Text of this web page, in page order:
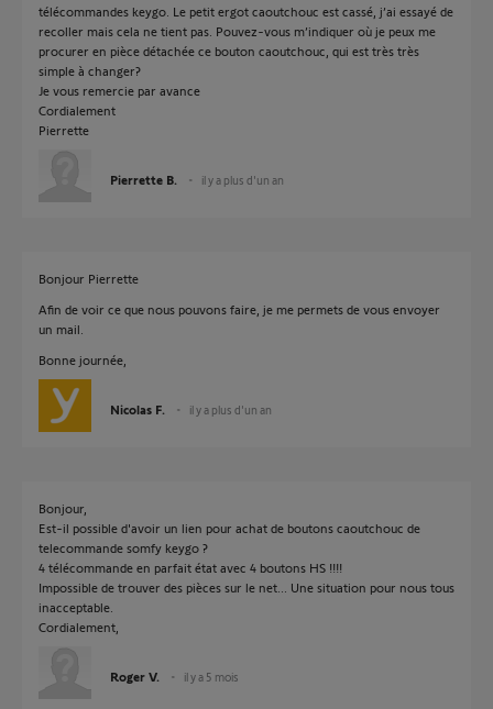
télécommandes keygo. Le petit ergot caoutchouc est cassé, j’ai essayé de
recoller mais cela ne tient pas. Pouvez-vous m’indiquer où je peux me
procurer en pièce détachée ce bouton caoutchouc, qui est très très
simple à changer?
Je vous remercie par avance
Cordialement
Pierrette
Pierrette B. il y a plus d'un an
Bonjour Pierrette
Afin de voir ce que nous pouvons faire, je me permets de vous envoyer
un mail.
Bonne journée,
Nicolas F. il y a plus d'un an
Bonjour,
Est-il possible d'avoir un lien pour achat de boutons caoutchouc de
telecommande somfy keygo ?
4 télécommande en parfait état avec 4 boutons HS !!!!
Impossible de trouver des pièces sur le net... Une situation pour nous tous
inacceptable.
Cordialement,
Roger V. il y a 5 mois